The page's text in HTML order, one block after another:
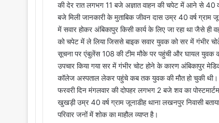
की देर रात लगभग 11 बजे अज्ञात वाहन की चपेट में आने से 40
बजे मिली जानकारी के मुताबिक जीवन दास उम्र 40 वर्ष ग्राम
में सवार होकर अंबिकापुर किसी कार्य के लिए जा रहा था जैसे
को चपेट में ले लिया जिससे बाइक सवार युवक को सर में गंभीर
सूचना पर एंबुलेंस 108 की टीम मौके पर पहुंची और घायल युवक
उपचार किया गया सर में गंभीर चोट होने के कारण अंबिकापुर
कॉलेज अस्पताल लेकर पहुंचे कब तक युवक की मौत हो चुकी थी।
फरवरी दिन मंगलवार की दोपहर लगभग 2 बजे शव का
खुखड़ी उम्र 40 वर्ष ग्राम जूनाडीह थाना लखनपुर निवासी
परिवार जनों में शोक का माहौल व्याप्त है।